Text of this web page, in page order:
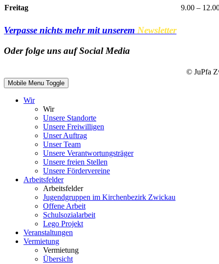
Freitag
9.00 –
Verpasse nichts mehr mit unserem Newsletter
Oder folge uns auf Social Media
© JuPfa
Mobile Menu Toggle
Wir
Wir
Unsere Standorte
Unsere Freiwilligen
Unser Auftrag
Unser Team
Unsere Verantwortungsträger
Unsere freien Stellen
Unsere Fördervereine
Arbeitsfelder
Arbeitsfelder
Jugendgruppen im Kirchenbezirk Zwickau
Offene Arbeit
Schulsozialarbeit
Lego Projekt
Veranstaltungen
Vermietung
Vermietung
Übersicht